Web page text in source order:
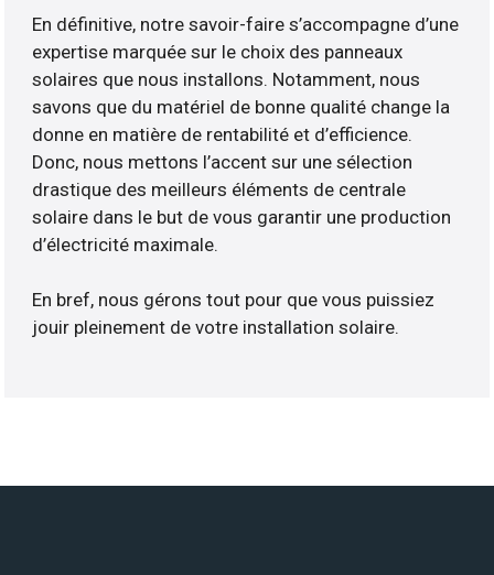
En définitive, notre savoir-faire s’accompagne d’une
expertise marquée sur le choix des panneaux
solaires que nous installons. Notamment, nous
savons que du matériel de bonne qualité change la
donne en matière de rentabilité et d’efficience.
Donc, nous mettons l’accent sur une sélection
drastique des meilleurs éléments de centrale
solaire dans le but de vous garantir une production
d’électricité maximale.
En bref, nous gérons tout pour que vous puissiez
jouir pleinement de votre installation solaire.